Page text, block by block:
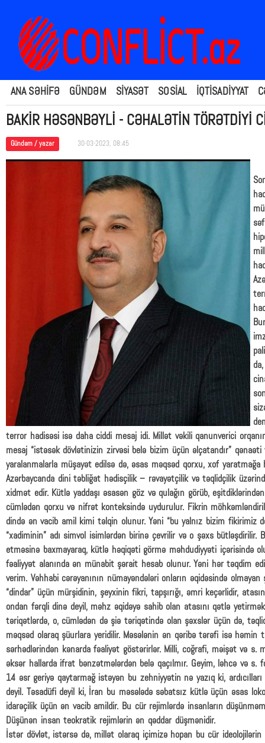
ANA SƏHİFƏ GÜNDƏM SİYASƏT SOSİAL İQTİSADİYYAT
BAKİR HƏSƏNBƏYLİ - CƏHALƏTİN TÖRƏTDİYİ
Gündəm / yazar 30-03-2023, 08:45
terror hadisəsi isə daha ciddi mesaj idi. Millət vəkili qanunverici
mesaj “istəsək dövlətinizin zirvəsi belə bizim üçün əlçatandır”
yaralanmalarla müşayət edilsə də, əsas məqsəd qorxu, xof yaratmağa
Azərbaycanda dini təbliğat hədisçilik – rəvayətçilik və təqlidçilik
xidmət edir. Kütlə yaddaşı əsasən göz və qulağın görüb,
cümlədən qorxu və nifrət konteksində uydurulur. Fikrin
dində ən vacib amil kimi təlqin olunur. Yəni “bu yalnız bizim fikirimiz
“xadiminin” adı simvol isimlərdən birinə çevrilir və o şəxs
etməsinə baxmayaraq, kütlə həqiqəti görmə məhdudiyyəti içərisində
fəaliyyət alanında ən münabit şərait hesab olunur. Yəni hər təqdim
verim. Vəhhabi cərəyanının nümayəndələri onların əqidəsində
“dindar” üçün mürşidinin, şeyxinin fikri, tapşırığı, əmri keçərlidir,
ondan fərqli dinə deyil, məhz əqidəyə sahib olan atasını qətlə
təriqətlərdə, o, cümlədən də şiə təriqətində olan şəxslər üçün də,
məqsəd olaraq şüurlara yeridilir. Məsələnin ən qəribə tərəfi isə həmin
sərhədlərindən kənarda fəaliyət göstərirlər. Milli, coğrafi, məişət və s.
əksər hallarda ifrat bənzətmələrdən belə qaçılmır. Geyim, ləhcə və
14 əsr geriyə qaytarmağ istəyən bu zehniyyətin nə yazıq ki,
deyil. Təsadüfi deyil ki, İran bu məsələdə səbatsız kütlə üçün əsas
idarəçilik üçün ən vacib amildir. Bu cür rejimlərdə insanların
Düşünən insan teokratik rejimlərin ən qəddar düşmənidir.
İstər dövlət, istərsə də, millət olaraq içimizə hopan bu cür ideolojilərin